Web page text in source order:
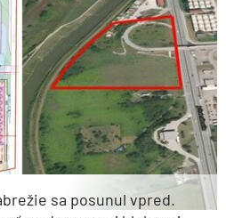
sa posunul vpred.